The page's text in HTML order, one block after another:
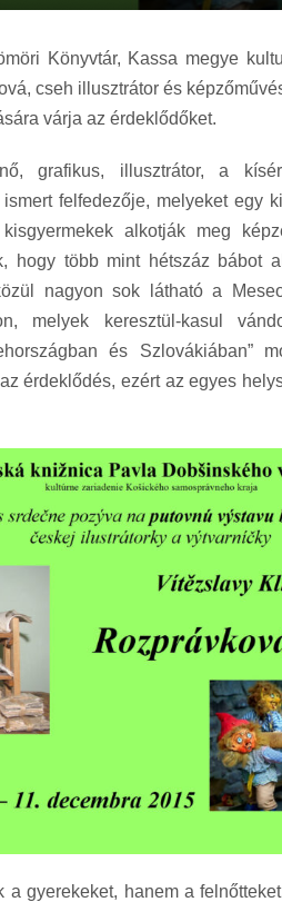
Könyvtár, Kassa megye
cseh illusztrátor és
várja az érdeklődőket.
grafikus, illusztrátor, a
felfedezője, melyeket egy
alkotják meg
hogy több mint hétszáz bábot
nagyon sok látható a
melyek keresztül-kasul
és Szlovákiában”
érdeklődés, ezért az egyes
a gyerekeket, hanem a